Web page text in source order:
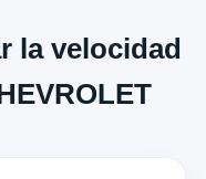
la velocidad